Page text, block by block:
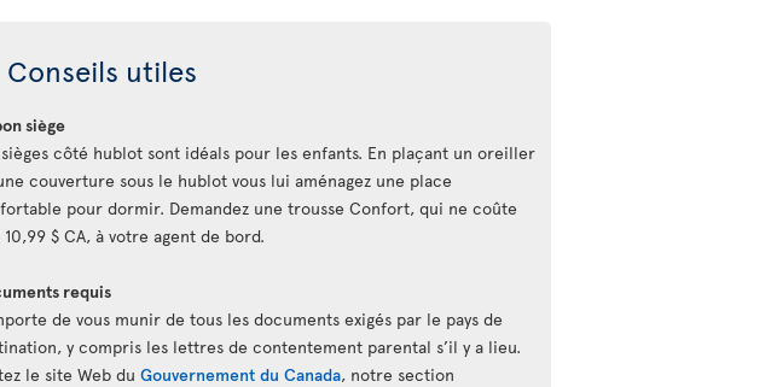
Conseils utiles
siège
sièges côté hublot sont idéals pour les enfants. En plaçant un oreiller
couverture sous le hublot vous lui aménagez une place
pour dormir. Demandez une trousse Confort, qui ne coûte
$ CA, à votre agent de bord.
requis
de vous munir de tous les documents exigés par le pays de
y compris les lettres de contentement parental s’il y a lieu.
le site Web du Gouvernement du Canada, notre section